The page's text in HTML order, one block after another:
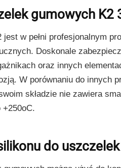
gumowych K2
w pełni profesjonalnym
Doskonale
oraz innych
W porównaniu do innych
składzie nie zawiera
do